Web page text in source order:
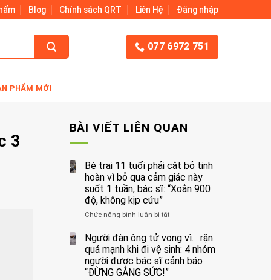
Blog Chính sách QRT Liên Hệ Đăng nhập
077 6972 751
PHẨM MỚI
3
BÀI VIẾT LIÊN QUAN
Bé trai 11 tuổi phải cắt bỏ tinh
hoàn vì bỏ qua cảm giác này
suốt 1 tuần, bác sĩ: “Xoắn 900
độ, không kịp cứu”
Chức năng bình luận bị tắtở
trai
11
tuổi
phải
Người đàn ông tử vong vì… rặn
quá mạnh khi đi vệ sinh: 4 nhóm
người được bác sĩ cảnh báo
“ĐỪNG GẮNG SỨC!”